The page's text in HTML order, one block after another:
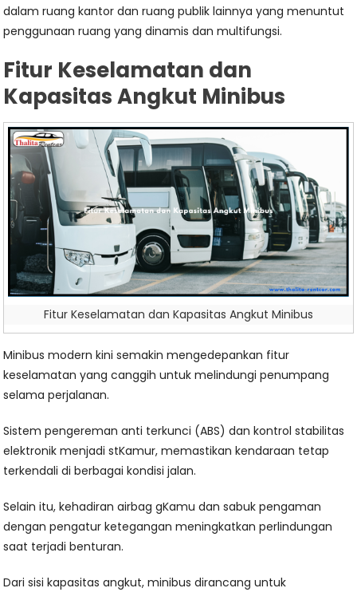
dalam ruang kantor dan ruang publik lainnya yang menuntut
penggunaan ruang yang dinamis dan multifungsi.
Fitur Keselamatan dan
Kapasitas Angkut Minibus
Fitur Keselamatan dan Kapasitas Angkut Minibus
Minibus modern kini semakin mengedepankan fitur
keselamatan yang canggih untuk melindungi penumpang
selama perjalanan.
Sistem pengereman anti terkunci (ABS) dan kontrol stabilitas
elektronik menjadi stKamur, memastikan kendaraan tetap
terkendali di berbagai kondisi jalan.
Selain itu, kehadiran airbag gKamu dan sabuk pengaman
dengan pengatur ketegangan meningkatkan perlindungan
saat terjadi benturan.
Dari sisi kapasitas angkut, minibus dirancang untuk